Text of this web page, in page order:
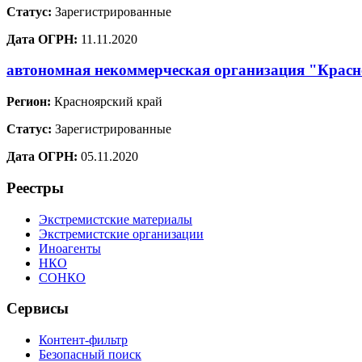
Статус: Зарегистрированные
Дата ОГРН: 11.11.2020
автономная некоммерческая организация
Регион: Красноярский край
Статус: Зарегистрированные
Дата ОГРН: 05.11.2020
Реестры
Экстремистские материалы
Экстремистские организации
Иноагенты
НКО
СОНКО
Сервисы
Контент-фильтр
Безопасный поиск